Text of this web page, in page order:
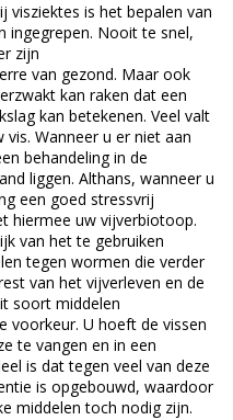
visziektes is het bepalen van
Nooit te snel,
zijn
van gezond. Maar ook
kan raken dat een
kan betekenen. Veel valt
Wanneer u er niet aan
behandeling in de
liggen. Althans, wanneer u
een goed stressvrij
hiermee uw vijverbiotoop.
van het te gebruiken
tegen wormen die verder
van het vijverleven en de
soort middelen
voorkeur. U hoeft de vissen
te vangen en in een
is dat tegen veel van deze
is opgebouwd, waardoor
middelen toch nodig zijn.